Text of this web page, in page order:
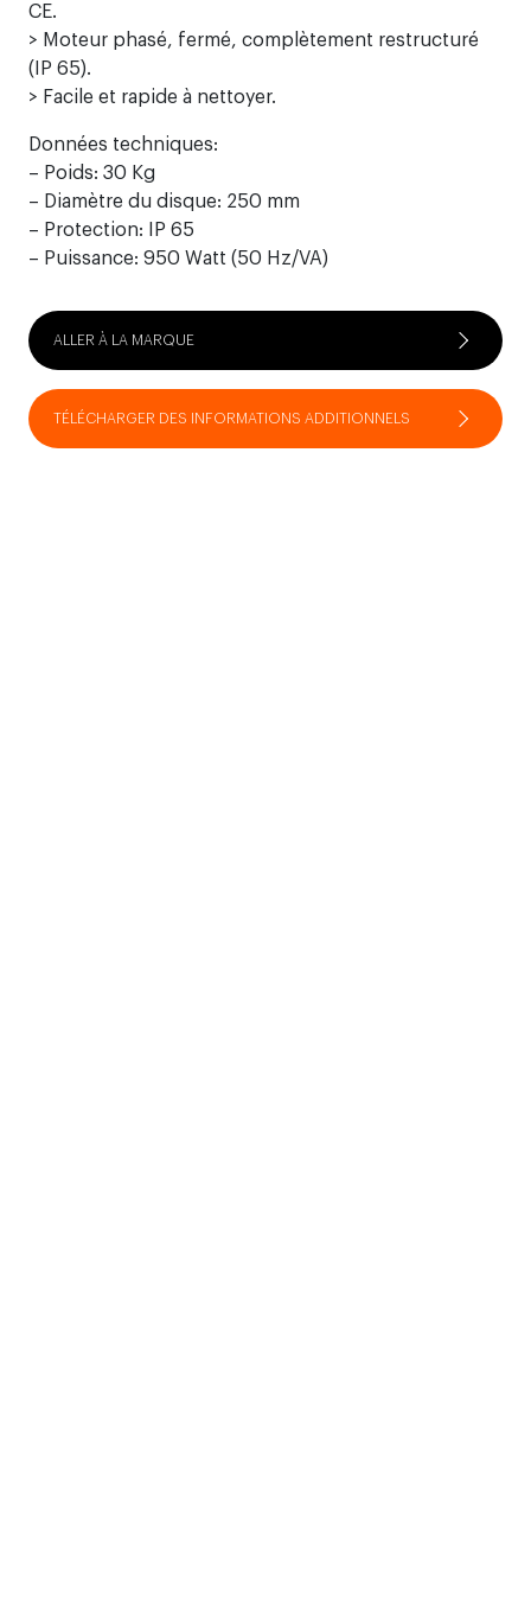
CE.
> Moteur phasé, fermé, complètement restructuré
(IP 65).
> Facile et rapide à nettoyer.
Données techniques:
– Poids: 30 Kg
– Diamètre du disque: 250 mm
– Protection: IP 65
– Puissance: 950 Watt (50 Hz/VA)
ALLER À LA MARQUE
TÉLÉCHARGER DES INFORMATIONS ADDITIONNELS